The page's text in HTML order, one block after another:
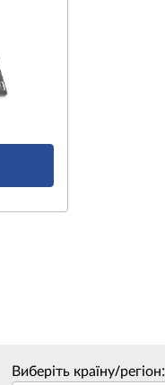
Виберіть країну/регіон: